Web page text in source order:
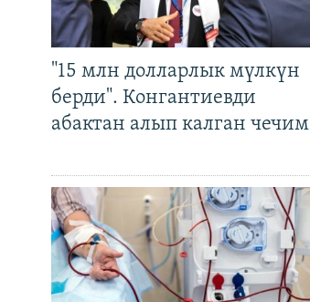
"15 млн долларлык мүлкүн
берди". Конгантиевди
абактан алып калган чечим